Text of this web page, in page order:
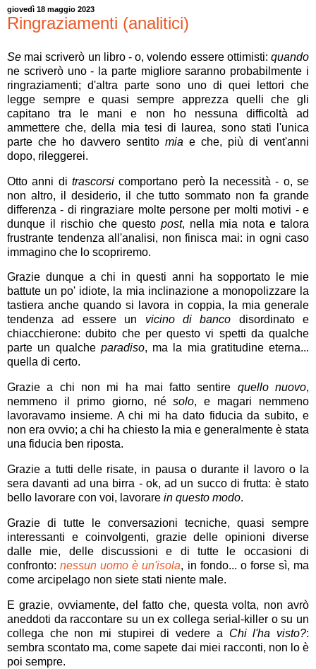
giovedì 18 maggio 2023
Ringraziamenti (analitici)
Se mai scriverò un libro - o, volendo essere ottimisti: quando
ne scriverò uno - la parte migliore saranno probabilmente i
ringraziamenti; d'altra parte sono uno di quei lettori che
legge sempre e quasi sempre apprezza quelli che gli
capitano tra le mani e non ho nessuna difficoltà ad
ammettere che, della mia tesi di laurea, sono stati l'unica
parte che ho davvero sentito mia e che, più di vent'anni
dopo, rileggerei.
Otto anni di trascorsicomportano però la necessità - o, se
non altro, il desiderio, il che tutto sommato non fa grande
differenza - di ringraziare molte persone per molti motivi - e
dunque il rischio che questo post, nella mia nota e talora
frustrante tendenza all'analisi, non finisca mai: in ogni caso
immagino che lo scopriremo.
Grazie dunque a chi in questi anni ha sopportato le mie
battute un po' idiote, la mia inclinazione a monopolizzare la
tastiera anche quando si lavora in coppia, la mia generale
tendenza ad essere un vicino di banco disordinato e
chiacchierone: dubito che per questo vi spetti da qualche
parte un qualche paradiso, ma la mia gratitudine eterna...
quella di certo.
Grazie a chi non mi ha mai fatto sentire quello nuovo,
nemmeno il primo giorno, nésolo, e magari nemmeno
lavoravamo insieme. A chi mi ha dato fiducia da subito, e
non era ovvio; a chi ha chiesto la mia e generalmente è stata
una fiducia ben riposta.
Grazie a tutti delle risate, in pausa o durante il lavoro o la
sera davanti ad una birra - ok, ad un succo di frutta: è stato
bello lavorare con voi, lavorare in questo modo.
Grazie di tutte le conversazioni tecniche, quasi sempre
interessanti e coinvolgenti, grazie delle opinioni diverse
dalle mie, delle discussioni e di tutte le occasioni di
confronto:nessun uomo è un'isola, in fondo... o forse sì, ma
come arcipelago non siete stati niente male.
E grazie, ovviamente, del fatto che, questa volta, non avrò
aneddoti da raccontare su un ex collega serial-killer o su un
collega che non mi stupirei di vedere a Chi l'ha visto?:
sembra scontato ma, come sapete dai miei racconti, non lo è
poi sempre.